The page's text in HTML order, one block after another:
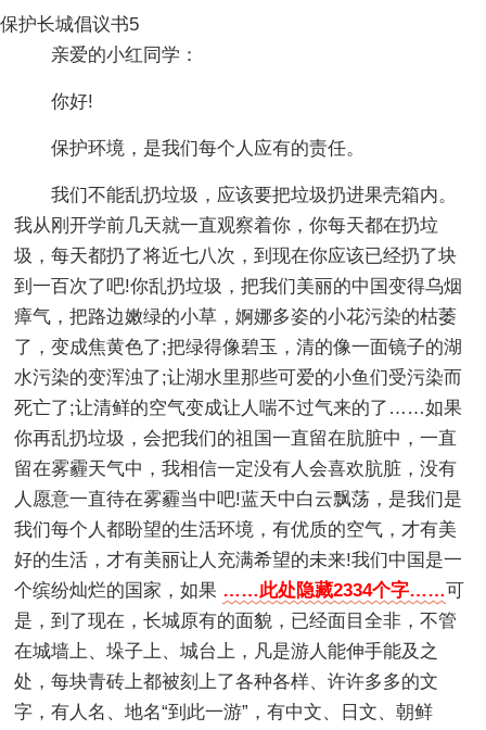
保护长城倡议书5
亲爱的小红同学：
你好!
保护环境，是我们每个人应有的责任。
我们不能乱扔垃圾，应该要把垃圾扔进果壳箱内。
我从刚开学前几天就一直观察着你，你每天都在扔垃
圾，每天都扔了将近七八次，到现在你应该已经扔了块
到一百次了吧!你乱扔垃圾，把我们美丽的中国变得乌烟
瘴气，把路边嫩绿的小草，婀娜多姿的小花污染的枯萎
了，变成焦黄色了;把绿得像碧玉，清的像一面镜子的湖
水污染的变浑浊了;让湖水里那些可爱的小鱼们受污染而
死亡了;让清鲜的空气变成让人喘不过气来的了……如果
你再乱扔垃圾，会把我们的祖国一直留在肮脏中，一直
留在雾霾天气中，我相信一定没有人会喜欢肮脏，没有
人愿意一直待在雾霾当中吧!蓝天中白云飘荡，是我们是
我们每个人都盼望的生活环境，有优质的空气，才有美
好的生活，才有美丽让人充满希望的未来!我们中国是一
个缤纷灿烂的国家，如果 ……此处隐藏2334个字……可
是，到了现在，长城原有的面貌，已经面目全非，不管
在城墙上、垛子上、城台上，凡是游人能伸手能及之
处，每块青砖上都被刻上了各种各样、许许多多的文
字，有人名、地名“到此一游”，有中文、日文、朝鲜